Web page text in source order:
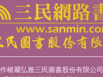
權屬弘雅三民圖書股份有限公司